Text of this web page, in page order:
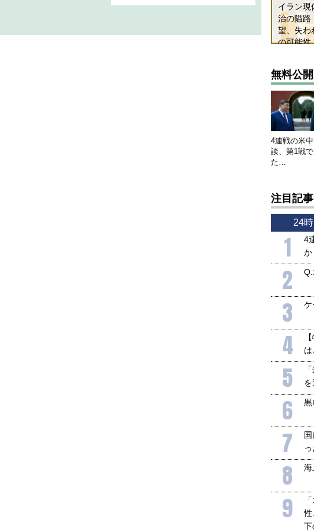
イラン現
治の隘
望、失わ
の可能性
無料公
4連戦の米
談、第1戦
た…
注目記
24
1
4
か
2
3 ケ
4
5
6
7
8 海
9
下